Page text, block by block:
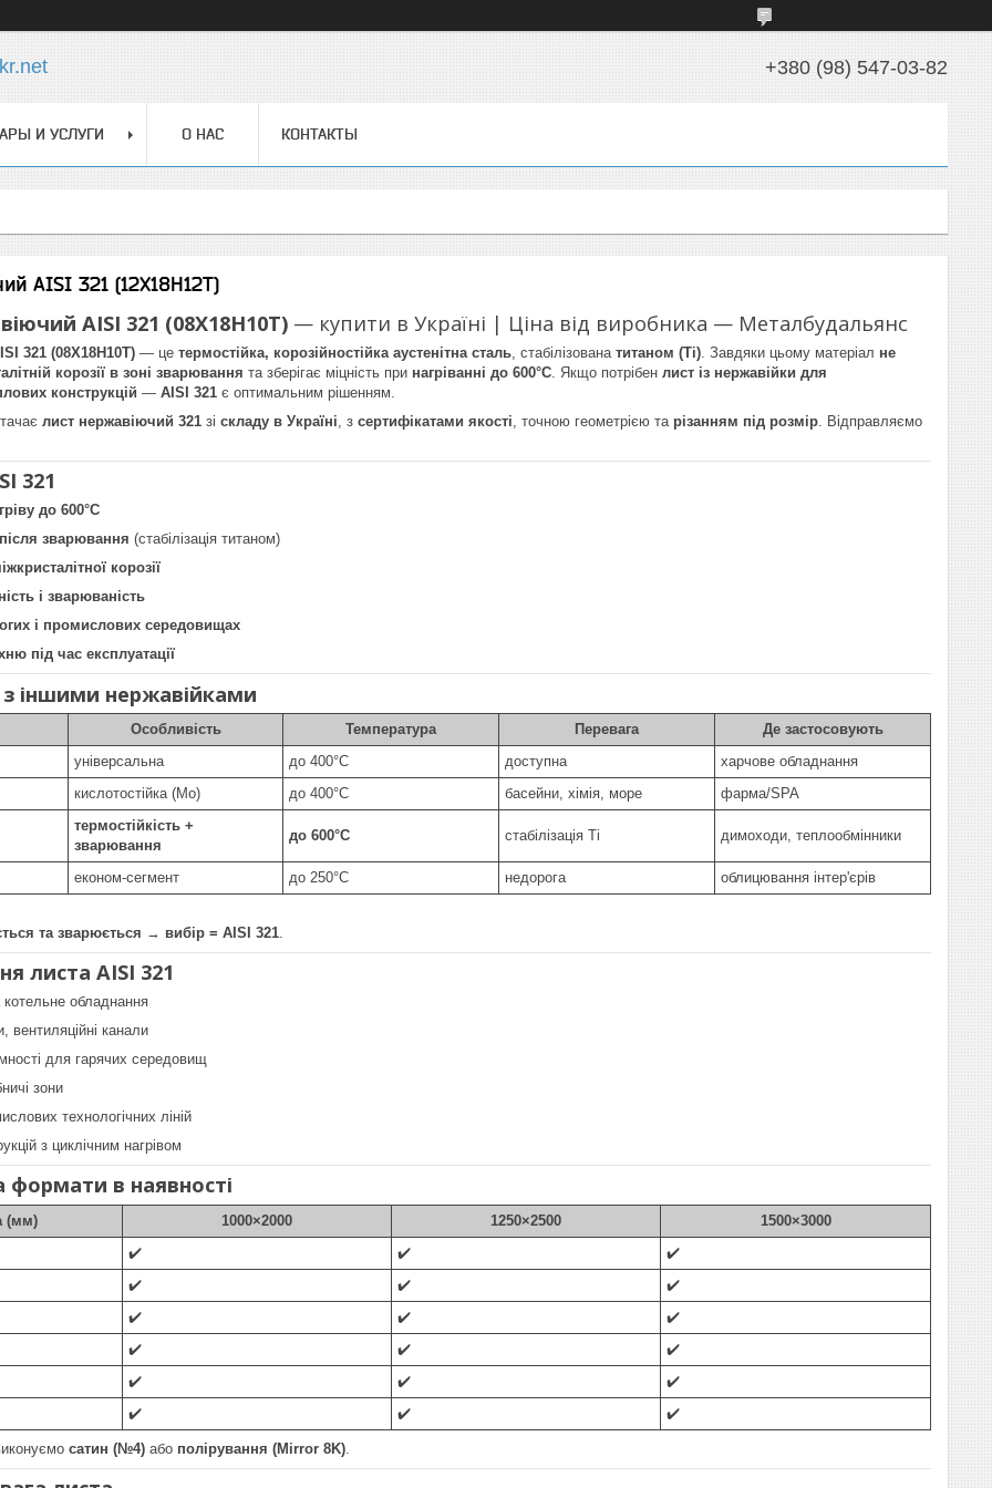
+380 (98) 547-03-82
И УСЛУГИ О НАС КОНТАКТЫ
AISI 321 (12Х18Н12Т)
AISI 321 (08Х18Н10Т) — купити в Україні | Ціна від виробника — Металбудальянс
321 (08Х18Н10Т) — це термостійка, корозійностійка аустенітна сталь, стабілізована титаном (Ti). Завдяки цьому матеріал не
корозії в зоні зварювання та зберігає міцність при нагріванні до 600°C. Якщо потрібен лист із нержавійки для
конструкцій — AISI 321 є оптимальним рішенням.
лист нержавіючий 321 зі складу в Україні, з сертифікатами якості, точною геометрією та різанням під розмір. Відправляємо
321
до 600°C
зварювання (стабілізація титаном)
корозії
і зварюваність
і промислових середовищах
під час експлуатації
з іншими нержавійками
Особливість Температура Перевага
Де застосовують
універсальна
до 400°C доступна
харчове обладнання
кислотостійка (Mo)
до 400°C басейни, хімія, море
фарма/SPA
термостійкість +
зварювання
до 600°C стабілізація Ti димоходи, теплообмінники
економ-сегмент до 250°C недорога облицювання інтер'єрів
та зварюється → вибір = AISI 321
листа AISI 321
котельне обладнання
вентиляційні канали
для гарячих середовищ
зони
технологічних ліній
з циклічним нагрівом
в наявності
(мм) 1000×2000 1250×2500
1500×3000
✔️
✔️
✔️
✔️
✔️
✔️
✔️
✔️
✔️
✔️
✔️
✔️
✔️
✔️
✔️
✔️
✔️ ✔️
сатин (№4) або полірування (Mirror 8K)